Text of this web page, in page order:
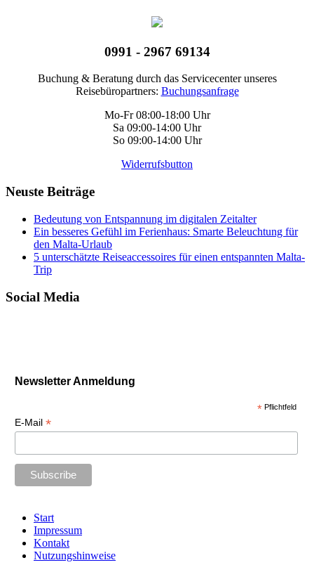
0991 - 2967 69134
Buchung & Beratung durch das Servicecenter unseres
Reisebüropartners: Buchungsanfrage
Mo-Fr 08:00-18:00 Uhr
Sa 09:00-14:00 Uhr
So 09:00-14:00 Uhr
Widerrufsbutton
Neuste Beiträge
Bedeutung von Entspannung im digitalen Zeitalter
Ein besseres Gefühl im Ferienhaus: Smarte Beleuchtung für
den Malta-Urlaub
5 unterschätzte Reiseaccessoires für einen entspannten Malta-
Trip
Social Media
Newsletter Anmeldung
* Pflichtfeld
E-Mail *
Start
Impressum
Kontakt
Nutzungshinweise